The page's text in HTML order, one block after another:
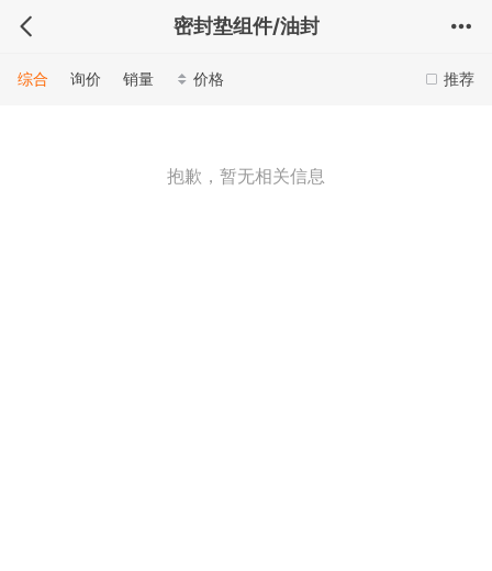
密封垫组件/油封
推荐
综合 询价 销量 价格
抱歉，暂无相关信息